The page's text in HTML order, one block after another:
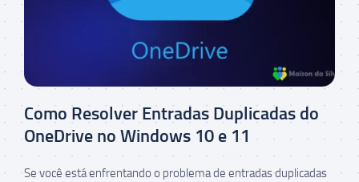
Como Resolver Entradas Duplicadas do
OneDrive no Windows 10 e 11
Se você está enfrentando o problema de entradas duplicadas